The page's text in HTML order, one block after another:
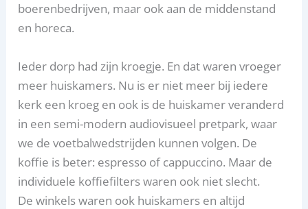
boerenbedrijven, maar ook aan de middenstand
en horeca.
Ieder dorp had zijn kroegje. En dat waren vroeger
meer huiskamers. Nu is er niet meer bij iedere
kerk een kroeg en ook is de huiskamer veranderd
in een semi-modern audiovisueel pretpark, waar
we de voetbalwedstrijden kunnen volgen. De
koffie is beter: espresso of cappuccino. Maar de
individuele koffiefilters waren ook niet slecht.
De winkels waren ook huiskamers en altijd